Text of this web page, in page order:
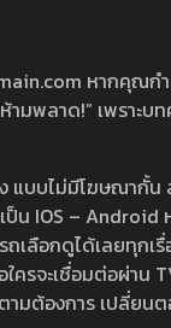
หากคุณก
ามพลาด!” เพราะ
แบบไม่มีโฆษณากั้
ป็น IOS –
เลือกดูได้เลยทุกเ
รจะเชื่อมต่อผ่าน
ามต้องการ เปลี่ยน